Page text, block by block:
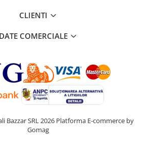
CLIENTI
DATE COMERCIALE
Bazzar SRL 2026 Platforma E-commerce by
Gomag